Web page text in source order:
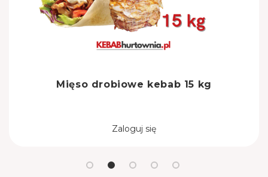
Mięso drobiowe kebab 15 kg
Zaloguj się